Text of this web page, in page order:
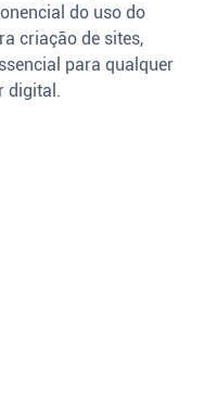
do uso do
criação de sites,
para qualquer
digital.